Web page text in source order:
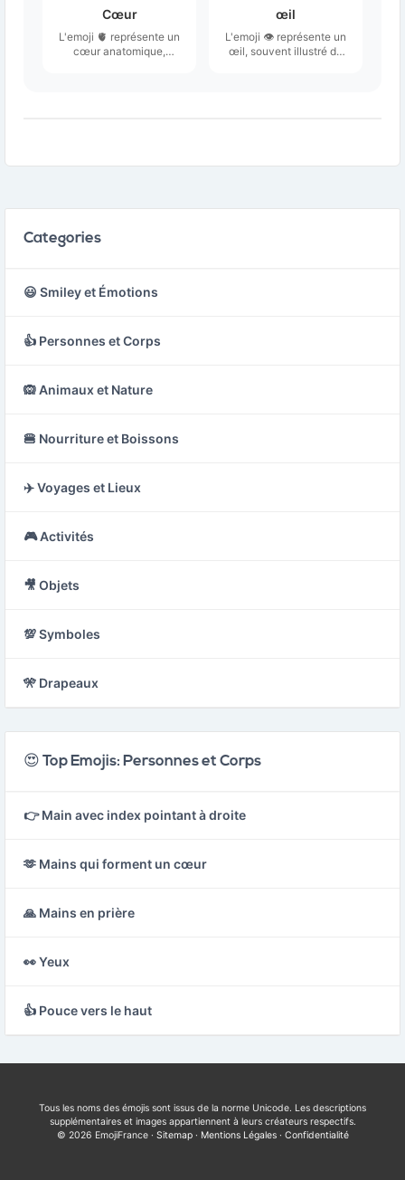
Cœur
L'emoji 🫀 représente un
cœur anatomique,
œil
L'emoji 👁️ représente un
œil, souvent illustré de
Categories
😃 Smiley et Émotions
👍 Personnes et Corps
🙉 Animaux et Nature
🍔 Nourriture et Boissons
✈️ Voyages et Lieux
🎮 Activités
🎥 Objets
💯 Symboles
🎌 Drapeaux
😍 Top Emojis: Personnes et Corps
👉 Main avec index pointant à droite
🫶 Mains qui forment un cœur
🙏 Mains en prière
👀 Yeux
👍 Pouce vers le haut
Tous les noms des émojis sont issus de la norme Unicode. Les descriptions
supplémentaires et images appartiennent à leurs créateurs respectifs.
© 2026 EmojiFrance · Sitemap· Mentions Légales· Confidentialité